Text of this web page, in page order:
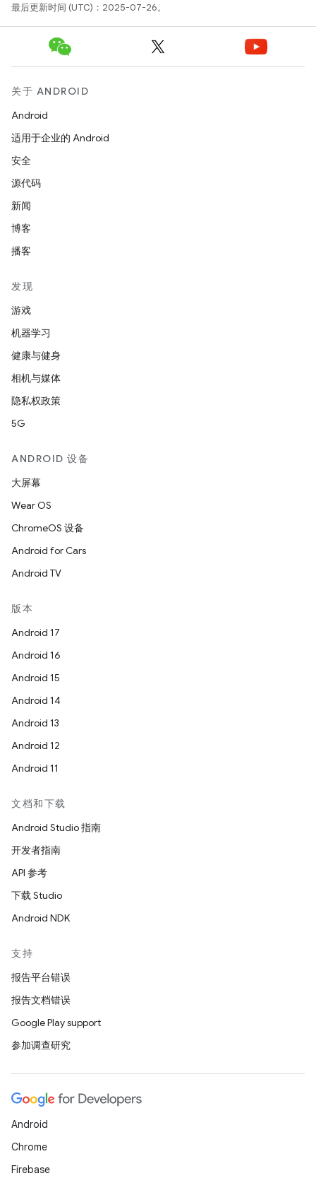
最后更新时间 (UTC)：2025-07-26。
关于 ANDROID
Android
适用于企业的 Android
安全
源代码
新闻
博客
播客
发现
游戏
机器学习
健康与健身
相机与媒体
隐私权政策
5G
ANDROID 设备
大屏幕
Wear OS
ChromeOS 设备
Android for Cars
Android TV
版本
Android 17
Android 16
Android 15
Android 14
Android 13
Android 12
Android 11
文档和下载
Android Studio 指南
开发者指南
API 参考
下载 Studio
Android NDK
支持
报告平台错误
报告文档错误
Google Play support
参加调查研究
Android
Chrome
Firebase